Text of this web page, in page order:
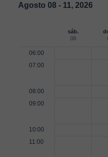
Agosto 08 - 11, 2026
sáb.
08
06:00
07:00
08:00
09:00
10:00
11:00